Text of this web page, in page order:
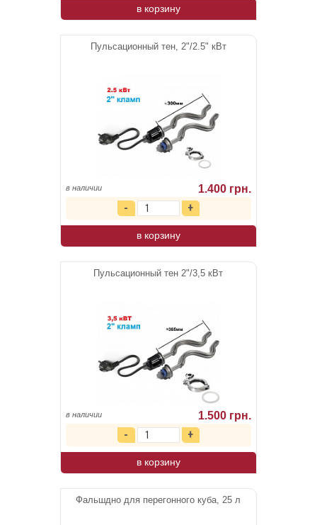
в корзину
Пульсационный тен, 2"/2.5" кВт
в наличии 1.400 грн.
в корзину
Пульсационный тен 2"/3,5 кВт
в наличии 1.500 грн.
в корзину
Фальшдно для перегонного куба, 25 л